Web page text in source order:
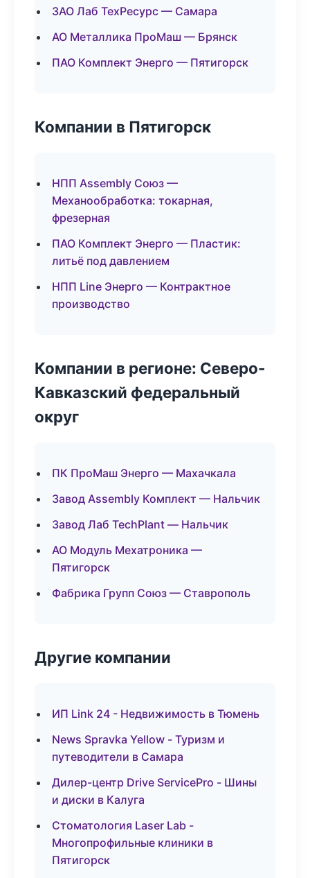
ЗАО Лаб ТехРесурс — Самара
АО Металлика ПроМаш — Брянск
ПАО Комплект Энерго — Пятигорск
Компании в Пятигорск
НПП Assembly Союз —
Механообработка: токарная,
фрезерная
ПАО Комплект Энерго — Пластик:
литьё под давлением
НПП Line Энерго — Контрактное
производство
Компании в регионе: Северо-
Кавказский федеральный
округ
ПК ПроМаш Энерго — Махачкала
Завод Assembly Комплект — Нальчик
Завод Лаб TechPlant — Нальчик
АО Модуль Мехатроника —
Пятигорск
Фабрика Групп Союз — Ставрополь
Другие компании
ИП Link 24 - Недвижимость в Тюмень
News Spravka Yellow - Туризм и
путеводители в Самара
Дилер-центр Drive ServicePro - Шины
и диски в Калуга
Стоматология Laser Lab -
Многопрофильные клиники в
Пятигорск